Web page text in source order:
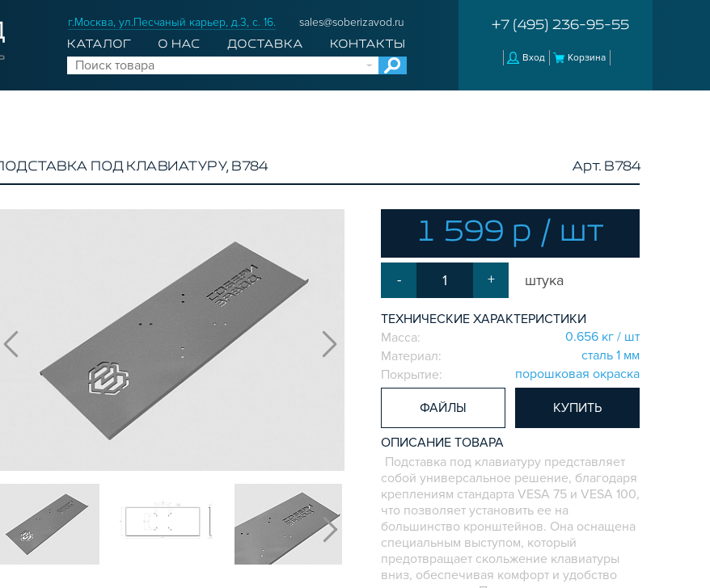
г.Москва, ул.Песчаный карьер, д.3, с. 16. sales@soberizavod.ru
КАТАЛОГ О НАС ДОСТАВКА КОНТАКТЫ
+7 (495) 236-95-55
Вход Корзина
ПОДСТАВКА ПОД КЛАВИАТУРУ, B784 Арт. B784
1 599 р / шт
- + штука
ТЕХНИЧЕСКИЕ ХАРАКТЕРИСТИКИ
Масса:
0.656 кг / шт
Материал:
сталь 1 мм
Покрытие:
порошковая окраска
ФАЙЛЫ КУПИТЬ
ОПИСАНИЕ ТОВАРА
Подставка под клавиатуру представляет
собой универсальное решение, благодаря
креплениям стандарта VESA 75 и VESA 100,
что позволяет установить ее на
большинство кронштейнов. Она оснащена
специальным выступом, который
предотвращает скольжение клавиатуры
вниз, обеспечивая комфорт и удобство